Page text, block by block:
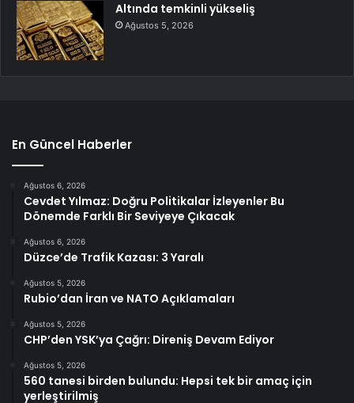
Altında temkinli yükseliş
Ağustos 5, 2026
En Güncel Haberler
Ağustos 6, 2026
Cevdet Yılmaz: Doğru Politikalar İzleyenler Bu
Dönemde Farklı Bir Seviyeye Çıkacak
Ağustos 6, 2026
Düzce’de Trafik Kazası: 3 Yaralı
Ağustos 5, 2026
Rubio’dan İran ve NATO Açıklamaları
Ağustos 5, 2026
CHP’den YSK’ya Çağrı: Direniş Devam Ediyor
Ağustos 5, 2026
560 tanesi birden bulundu: Hepsi tek bir amaç için
yerleştirilmiş